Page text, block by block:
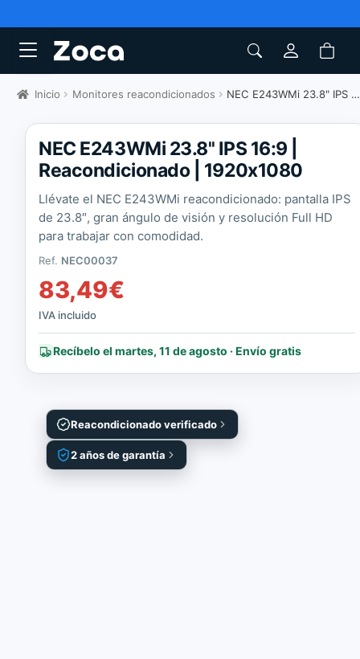
Inicio Monitores reacondicionados NEC E243WMi 23.8" IPS 16:9
Reacondicionado verificado
2 años de garantía
NEC E243WMi 23.8'' IPS 16:9 |
Reacondicionado | 1920x1080
Llévate el NEC E243WMi reacondicionado: pantalla IPS
de 23.8″, gran ángulo de visión y resolución Full HD
para trabajar con comodidad.
Ref. NEC00037
83,49€
IVA incluido
Recíbelo el martes, 11 de agosto · Envío gratis